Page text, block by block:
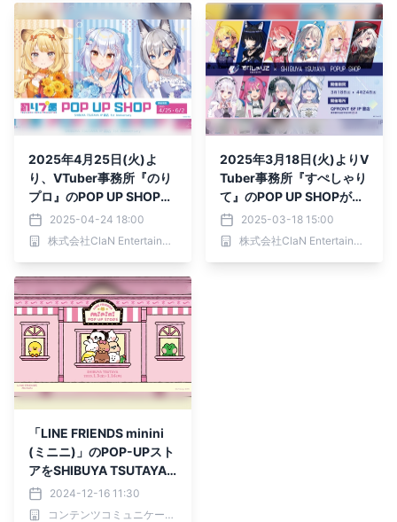
2025年4月25日(火)よ
り、VTuber事務所『のり
プロ』のPOP UP SHOPが
SHIBUYA TSUTAYA 6階IP
書店で開催決定！
2025-04-24 18:00
株式会社ClaN Entertainment
2025年3月18日(火)よりV
Tuber事務所『すぺしゃり
て』のPOP UP SHOPがSH
IBUYA TSUTAYA 6階IP書
店で開催決定！！
2025-03-18 15:00
株式会社ClaN Entertainment
「LINE FRIENDS minini
(ミニニ)」のPOP-UPスト
アをSHIBUYA TSUTAYA
にて開催！
2024-12-16 11:30
コンテンツコミュニケーション事務局（大日本印刷株式会社）